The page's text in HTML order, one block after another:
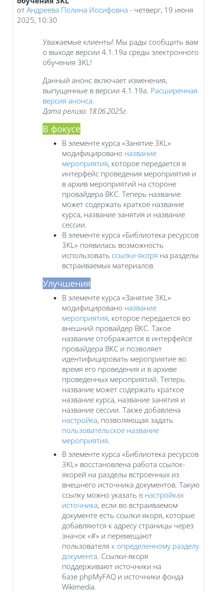
от Андреева Полина Иосифовна - четверг, 19 июня
2025, 10:30
Уважаемые клиенты! Мы рады сообщить вам
о выходе версии 4.1.19a среды электронного
обучения 3KL!
Данный анонс включает изменения,
выпущенные в версии 4.1.19a. Расширенная
версия анонса.
Дата релиза: 18.06.2025г.
В фокусе
В элементе курса «Занятие 3KL»
модифицировано название
мероприятия, которое передается в
интерфейс проведения мероприятия и
в архив мероприятий на стороне
провайдера ВКС. Теперь название
может содержать краткое название
курса, название занятия и название
сессии.
В элементе курса «Библиотека ресурсов
3KL» появилась возможность
использовать ссылки-якоря на разделы
встраиваемых материалов.
Улучшения
В элементе курса «Занятие 3KL»
модифицировано название
мероприятия, которое передается во
внешний провайдер ВКС. Такое
название отображается в интерфейсе
провайдера ВКС и позволяет
идентифицировать мероприятие во
время его проведения и в архиве
проведенных мероприятий. Теперь
название может содержать краткое
название курса, название занятия и
название сессии. Также добавлена
настройка, позволяющая задать
пользовательское название
мероприятия.
В элементе курса «Библиотека ресурсов
3KL» восстановлена работа ссылок-
якорей на разделы встроенных из
внешнего источника документов. Такую
ссылку можно указать в настройках
источника, если во встраиваемом
документе есть ссылки-якоря, которые
добавляются к адресу страницы через
значок «‎#» и перемещают
пользователя к определенному разделу
документа. Ссылки-якоря
поддерживают источники на
базе phpMyFAQ и источники фонда
Wikimedia.